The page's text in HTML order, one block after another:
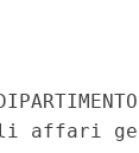
affari